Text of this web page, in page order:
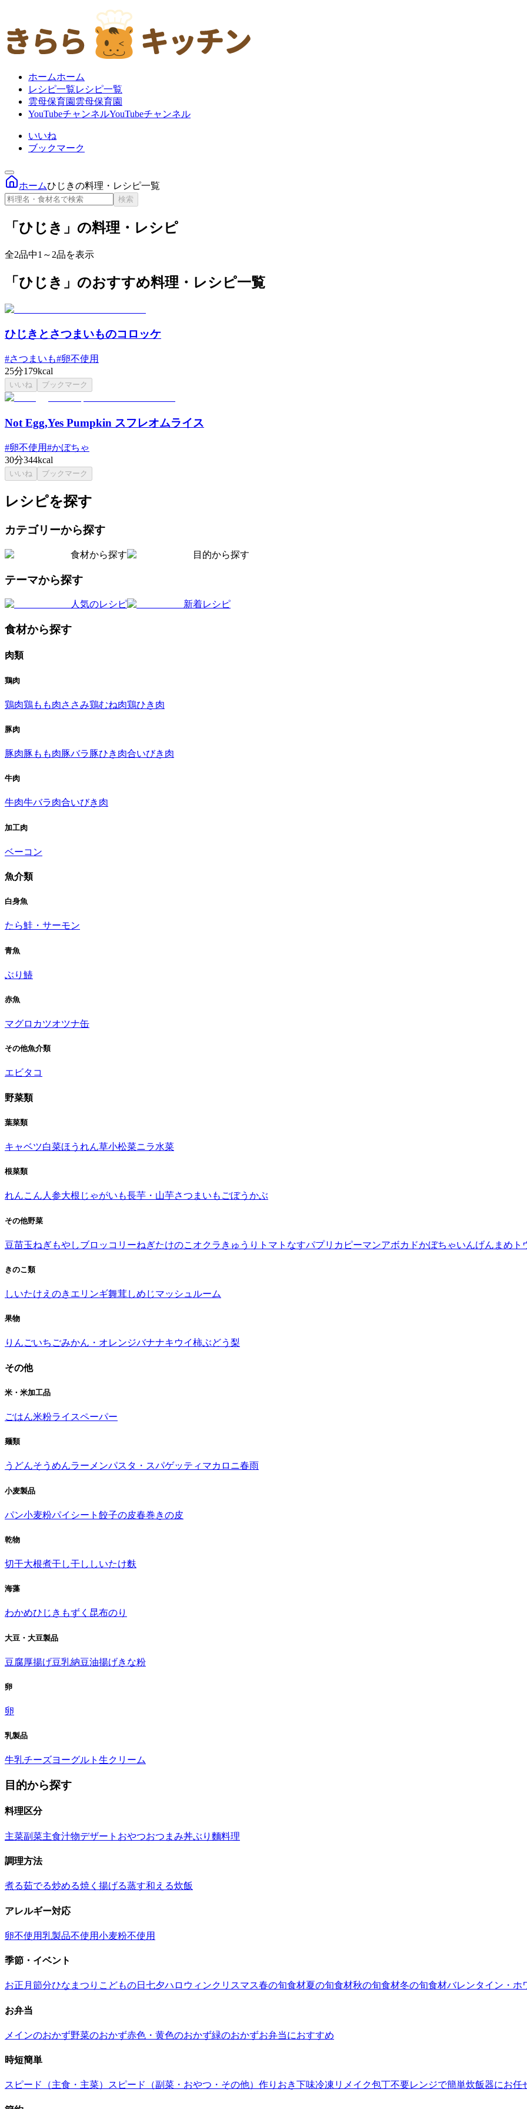
ホームホーム
レシピ一覧レシピ一覧
雲母保育園 雲母保育園
YouTubeチャンネルYouTubeチャンネル
いいね
ブックマーク
ホームひじきの料理・レシピ一覧
検索
「ひじき」の料理・レシピ
全2品中1～2品を表示
「ひじき」のおすすめ料理・レシピ一覧
ひじきとさつまいものコロッケ
#さつまいも#卵不使用
25分179kcal
いいね ブックマーク
Not Egg,Yes Pumpkin スフレオムライス
#卵不使用#かぼちゃ
30分344kcal
いいね ブックマーク
レシピを探す
カテゴリーから探す
食材から探す 目的から探す
テーマから探す
人気のレシピ 新着レシピ
食材から探す
肉類
鶏肉
鶏肉鶏もも肉ささみ鶏むね肉鶏ひき肉
豚肉
豚肉豚もも肉豚バラ豚ひき肉合いびき肉
牛肉
牛肉牛バラ肉合いびき肉
加工肉
ベーコン
魚介類
白身魚
たら鮭・サーモン
青魚
ぶり 鰆
赤魚
マグロ カツオツナ缶
その他魚介類
エビタコ
野菜類
葉菜類
キャベツ白菜ほうれん草小松菜ニラ水菜
根菜類
れんこん人参大根 じゃがいも長芋・山芋さつまいも ごぼう かぶ
その他野菜
豆苗玉ねぎもやしブロッコリーねぎたけのこ オクラ きゅうり トマト なすパプリカ ピーマンアボカドかぼちゃいんげんまめ
きのこ類
しいたけ えのき エリンギ舞茸しめじマッシュルーム
果物
りんごいちごみかん・オレンジバナナキウイ柿ぶどう 梨
その他
米・米加工品
ごはん米粉ライスペーパー
麺類
うどんそうめんラーメンパスタ・スパゲッティ マカロニ春雨
小麦製品
パン小麦粉パイシート 餃子の皮春巻きの皮
乾物
切干大根煮干し干ししいたけ麩
海藻
わかめひじき もずく 昆布のり
大豆・大豆製品
豆腐厚揚げ豆乳納豆油揚げきな粉
卵
卵
乳製品
牛乳チーズヨーグルト 生クリーム
目的から探す
料理区分
主菜副菜主食汁物デザート おやつおつまみ丼ぶり 麵料理
調理方法
煮る茹でる炒める焼く 揚げる蒸す和える炊飯
アレルギー対応
卵不使用乳製品不使用小麦粉不使用
季節・イベント
お正月 節分ひなまつり こどもの日 七夕ハロウィンクリスマス春の旬食材夏の旬食材秋の旬食材冬の旬食材バレンタイン・ホ
お弁当
メインのおかず野菜のおかず赤色・黄色のおかず緑のおかずお弁当におすすめ
時短簡単
スピード（主食・主菜） スピード（副菜・おやつ・その他） 作りおき下味冷凍 リメイク包丁不要レンジで簡単炊飯器にお任